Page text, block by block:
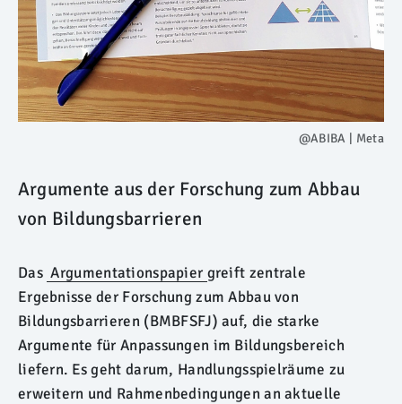
@ABIBA | Meta
Argumente aus der Forschung zum Abbau
von Bildungsbarrieren
Das Argumentationspapier greift zentrale
Ergebnisse der Forschung zum Abbau von
Bildungsbarrieren (BMBFSFJ) auf, die starke
Argumente für Anpassungen im Bildungsbereich
liefern. Es geht darum, Handlungsspielräume zu
erweitern und Rahmenbedingungen an aktuelle